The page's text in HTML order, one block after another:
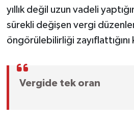
yıllık değil uzun vadeli
sürekli değişen vergi
öngörülebilirliği
Vergide tek oran